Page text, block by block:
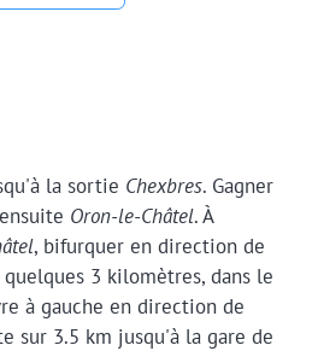
la sortie Chexbres. Gagner
Oron-le-Châtel. À
, bifurquer en direction de
quelques 3 kilomètres, dans le
à gauche en direction de
sur 3.5 km jusqu'à la gare de